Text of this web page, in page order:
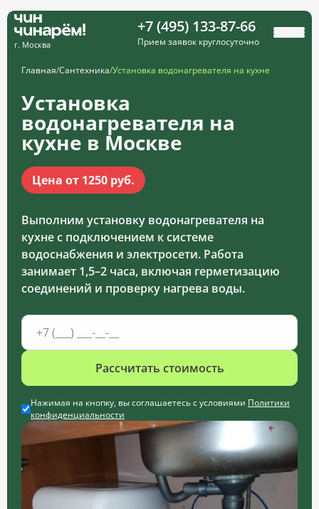
г. Москва
+7 (495) 133-87-66
Прием заявок круглосуточно
Главная/Сантехника/Установка водонагревателя на кухне
Установка
водонагревателя на
кухне в Москве
Цена от 1250 руб.
Выполним установку водонагревателя на
кухне с подключением к системе
водоснабжения и электросети. Работа
занимает 1,5–2 часа, включая герметизацию
соединений и проверку нагрева воды.
Рассчитать стоимость
Нажимая на кнопку, вы соглашаетесь с условиями Политики
конфиденциальности